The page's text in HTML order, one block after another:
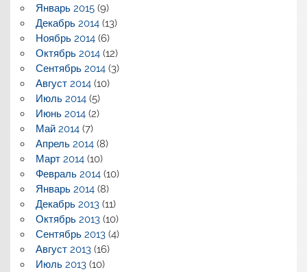
Январь 2015(9)
Декабрь 2014(13)
Ноябрь 2014(6)
Октябрь 2014(12)
Сентябрь 2014(3)
Август 2014(10)
Июль 2014(5)
Июнь 2014(2)
Май 2014(7)
Апрель 2014(8)
Март 2014(10)
Февраль 2014(10)
Январь 2014(8)
Декабрь 2013(11)
Октябрь 2013(10)
Сентябрь 2013(4)
Август 2013(16)
Июль 2013(10)